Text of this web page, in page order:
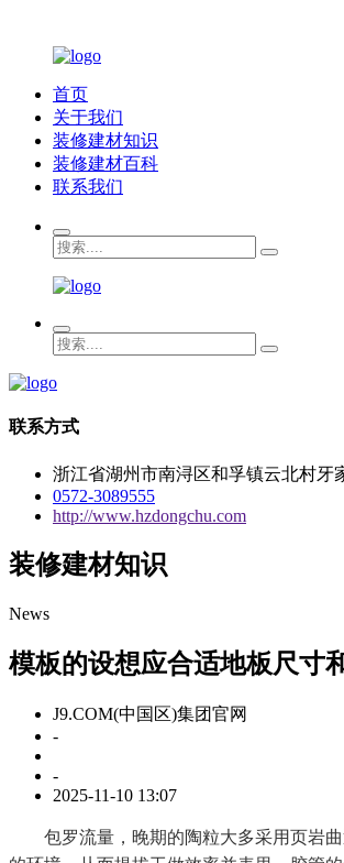
首页
关于我们
装修建材知识
装修建材百科
联系我们
联系方式
浙江省湖州市南浔区和孚镇云北村牙
0572-3089555
http://www.hzdongchu.com
装修建材知识
News
模板的设想应合适地板尺寸
J9.COM(中国区)集团官网
-
-
2025-11-10 13:07
包罗流量，晚期的陶粒大多采用页岩曲